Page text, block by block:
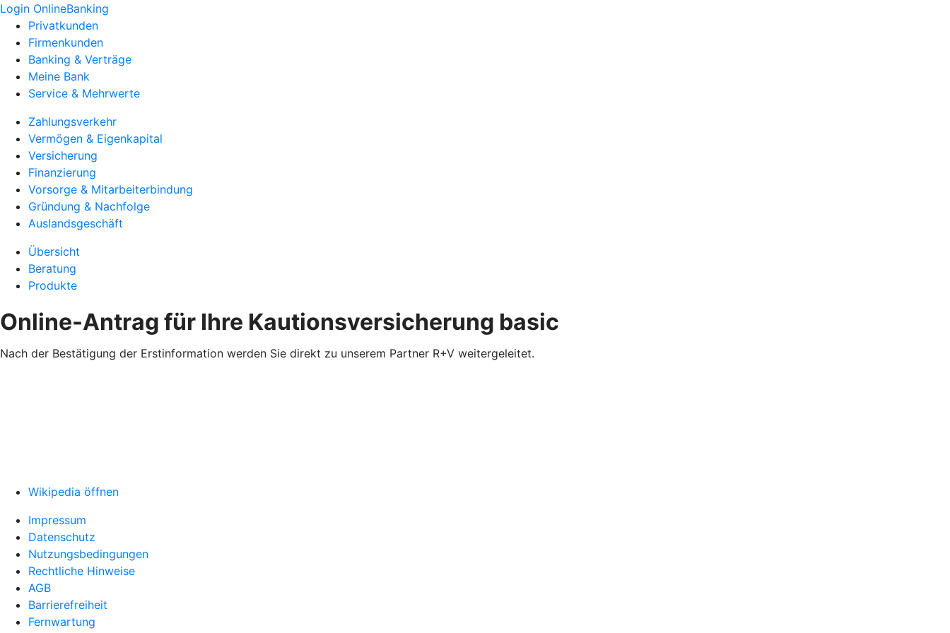
Login OnlineBanking
Privatkunden
Firmenkunden
Banking & Verträge
Meine Bank
Service & Mehrwerte
Zahlungsverkehr
Vermögen & Eigenkapital
Versicherung
Finanzierung
Vorsorge & Mitarbeiterbindung
Gründung & Nachfolge
Auslandsgeschäft
Übersicht
Beratung
Produkte
Online-Antrag für Ihre Kautionsversicherung basic
Nach der Bestätigung der Erstinformation werden Sie direkt zu unserem Partner R+V weitergeleitet.
Wikipedia öffnen
Impressum
Datenschutz
Nutzungsbedingungen
Rechtliche Hinweise
AGB
Barrierefreiheit
Fernwartung